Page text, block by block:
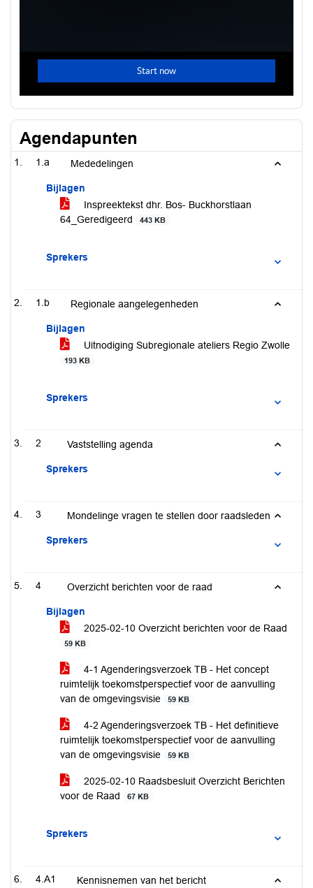
Agendapunten
1.a Mededelingen
Bijlagen
Inspreektekst dhr. Bos- Buckhorstlaan
64_Geredigeerd
443 KB
Sprekers
1.b Regionale aangelegenheden
Bijlagen
Uitnodiging Subregionale ateliers Regio Zwolle
193 KB
Sprekers
2 Vaststelling agenda
Sprekers
3 Mondelinge vragen te stellen door raadsleden
Sprekers
4 Overzicht berichten voor de raad
Bijlagen
2025-02-10 Overzicht berichten voor de Raad
59 KB
4-1 Agenderingsverzoek TB - Het concept
ruimtelijk toekomstperspectief voor de aanvulling
van de omgevingsvisie
59 KB
4-2 Agenderingsverzoek TB - Het definitieve
ruimtelijk toekomstperspectief voor de aanvulling
van de omgevingsvisie
59 KB
2025-02-10 Raadsbesluit Overzicht Berichten
voor de Raad
67 KB
Sprekers
4.A1 Kennisnemen van het bericht